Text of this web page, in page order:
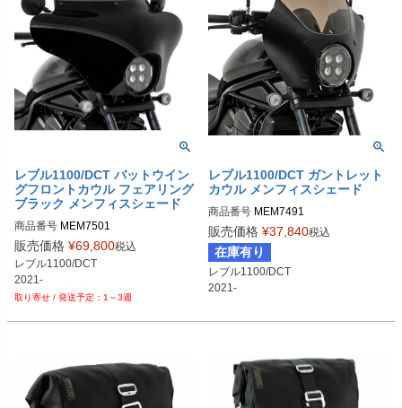
レブル1100/DCT バットウイン
グフロントカウル フェアリング
ブラック メンフィスシェード
商品番号 MEM7501
販売価格 ¥69,800税込
レブル1100/DCT
2021-
1～3週
レブル1100/DCT ガントレット
カウル メンフィスシェード
商品番号 MEM7491
販売価格 ¥37,840税込
在庫有り
レブル1100/DCT
2021-